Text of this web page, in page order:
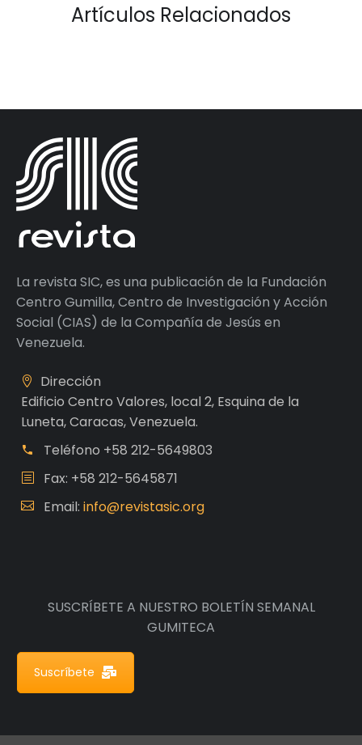
Artículos Relacionados
La revista SIC, es una publicación de la Fundación
Centro Gumilla, Centro de Investigación y Acción
Social (CIAS) de la Compañía de Jesús en
Venezuela.
Dirección
Edificio Centro Valores, local 2, Esquina de la
Luneta, Caracas, Venezuela.
Teléfono +58 212-5649803
Fax: +58 212-5645871
Email: info@revistasic.org
SUSCRÍBETE A NUESTRO BOLETÍN SEMANAL
GUMITECA
Suscríbete